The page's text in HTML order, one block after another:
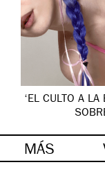
‘EL CULTO A
MÁS